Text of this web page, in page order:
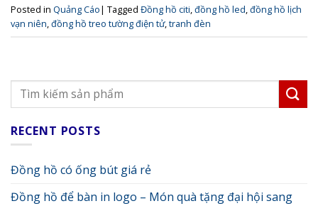
Posted in Quảng Cáo| Tagged Đồng hồ citi,đồng hồ led,đồng hồ lịch
vạn niên,đồng hồ treo tường điện tử,tranh đèn
RECENT POSTS
Đồng hồ có ống bút giá rẻ
Đồng hồ để bàn in logo – Món quà tặng đại hội sang